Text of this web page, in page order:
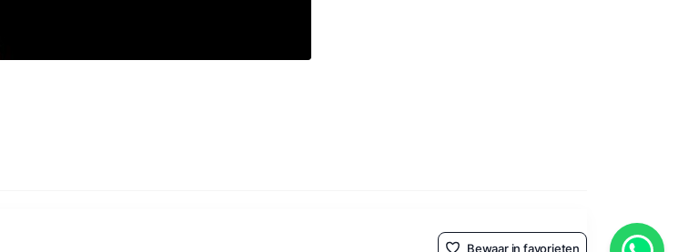
Bewaar in favorieten